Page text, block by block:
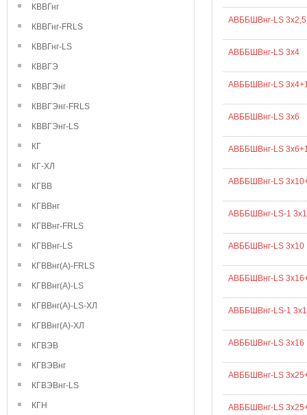
КВВГнг
КВВГнг-FRLS
КВВГнг-LS
КВВГЭ
КВВГЭнг
КВВГЭнг-FRLS
КВВГЭнг-LS
КГ
КГ-ХЛ
КГВВ
КГВВнг
КГВВнг-FRLS
КГВВнг-LS
КГВВнг(А)-FRLS
КГВВнг(А)-LS
КГВВнг(А)-LS-ХЛ
КГВВнг(А)-ХЛ
КГВЭВ
КГВЭВнг
КГВЭВнг-LS
КГН
АВББШВнг-LS 3х2,5
АВББШВнг-LS 3х4
АВББШВнг-LS
АВББШВнг-LS 3х6
АВББШВнг-LS
АВББШВнг-LS
АВББШВнг-LS-1
АВББШВнг-LS 3х10
АВББШВнг-LS
АВББШВнг-LS-1
АВББШВнг-LS 3х16
АВББШВнг-LS
АВББШВнг-LS